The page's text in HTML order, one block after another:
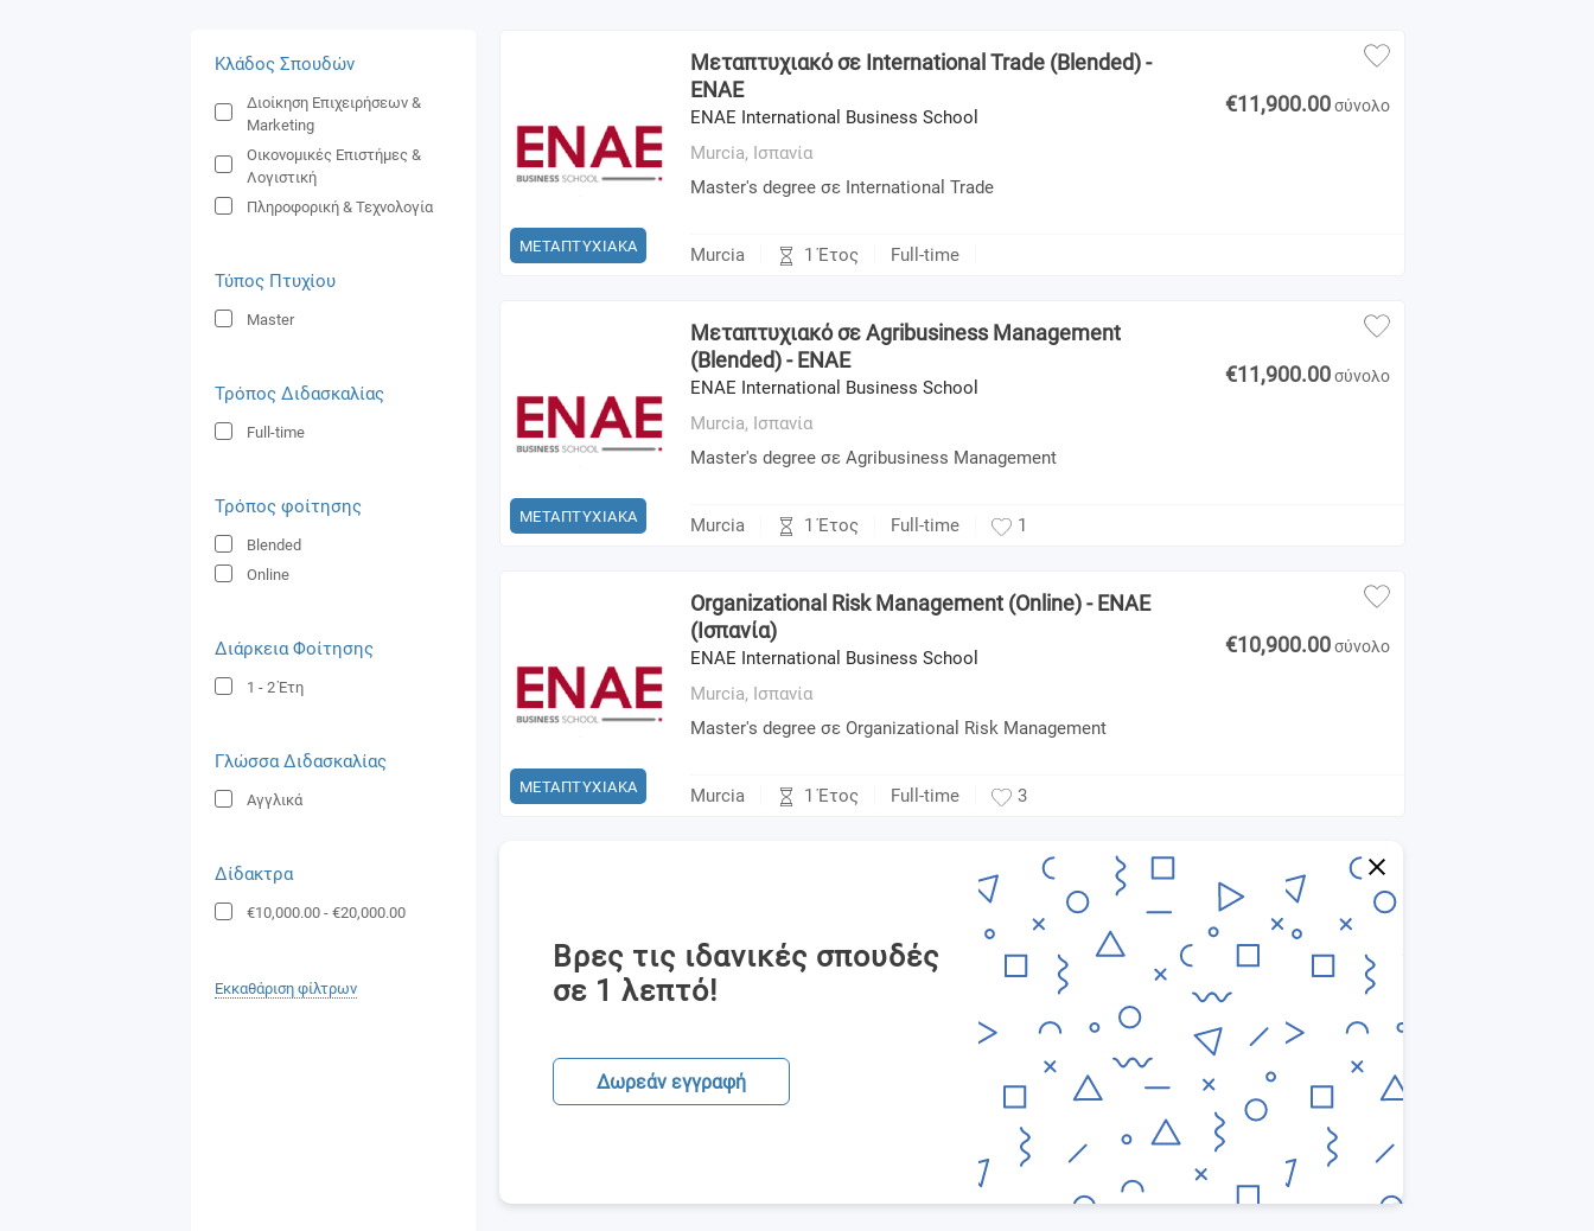
Κλάδος Σπουδών
Διοίκηση Επιχειρήσεων &
Marketing
Οικονομικές Επιστήμες &
Λογιστική
Πληροφορική & Τεχνολογία
Τύπος Πτυχίου
Master
Τρόπος Διδασκαλίας
Full-time
Τρόπος φοίτησης
Blended
Online
Διάρκεια Φοίτησης
1 - 2 Έτη
Γλώσσα Διδασκαλίας
Αγγλικά
Δίδακτρα
€10,000.00 - €20,000.00
Εκκαθάριση φίλτρων
ΜΕΤΑΠΤΥΧΙΑΚΑ
Μεταπτυχιακό σε International Trade (Blended) -
ENAE
ENAE International Business School
Murcia, Ισπανία
Master's degree σε International Trade
€11,900.00σύνολο
Murcia 1 Έτος Full-time
ΜΕΤΑΠΤΥΧΙΑΚΑ
Μεταπτυχιακό σε Agribusiness Management
(Blended) - ENAE
ENAE International Business School
Murcia, Ισπανία
Master's degree σε Agribusiness Management
€11,900.00σύνολο
Murcia 1 Έτος Full-time 1
ΜΕΤΑΠΤΥΧΙΑΚΑ
Organizational Risk Management (Online) - ENAE
(Ισπανία)
ENAE International Business School
Murcia, Ισπανία
Master's degree σε Organizational Risk Management
€10,900.00σύνολο
Murcia 1 Έτος Full-time 3
Βρες τις ιδανικές σπουδές
σε 1 λεπτό!
Δωρεάν εγγραφή